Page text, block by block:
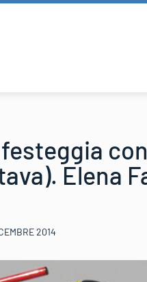
festeggia
Elena
2014